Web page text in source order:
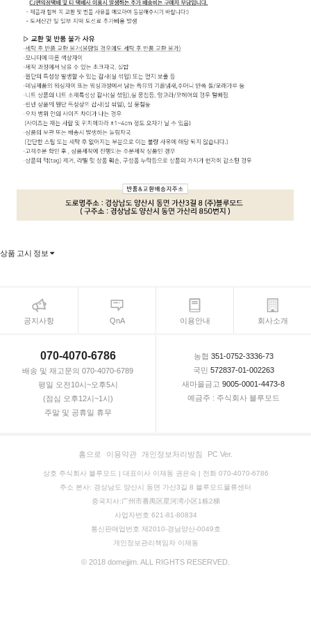
상품 고시 정보
공지사항 QnA 이용안내 회사소개
070-4070-6786
배송 및 재고문의 070-4070-6789
평일 오전10시~오후5시
(점심 오후12시~1시)
주말 및 공휴일 휴무
농협 351-0752-3336-73
국민 572837-01-002263
새마을금고 9005-0001-4473-8
예금주 : 주식회사 블루모드
홈으로 이용약관 개인정보처리방침 PC Ver.
상호 주식회사 블루모드 | 대표이사 이재동 권은숙 | 전화 070-4070-6786
주소 본사: 경상남도 양산시 동면 가산3길 8 블루모드물류센터
중국지사:广州市番禺区星河湾小区1栋2梯
사업자번호 621-81-80834
통신판매업번호 제2010-경남양산-0049호
개인정보관리책임자 이재동
© 2018 domejjim. ALL RIGHTS RESERVED.